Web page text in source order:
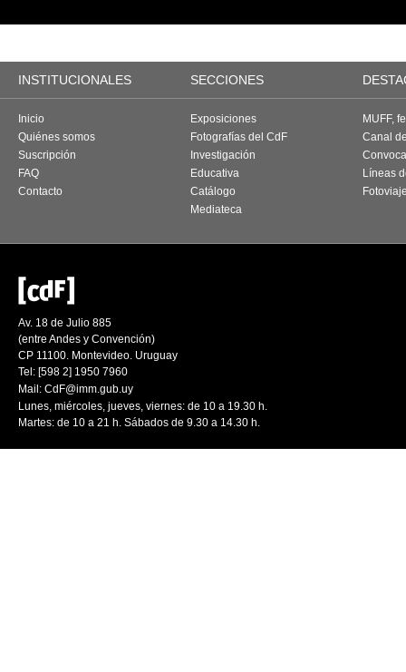
INSTITUCIONALES SECCIONES
Inicio
Quiénes somos
Suscripción
FAQ
Contacto
Exposiciones
Fotografías del CdF
Investigación
Educativa
Catálogo
Mediateca
MUFF,
Canal
Líneas
Av. 18 de Julio 885
(entre Andes y Convención)
CP 11100. Montevideo. Uruguay
Tel: [598 2] 1950 7960
Mail: CdF@imm.gub.uy
Lunes, miércoles, jueves, viernes: de 10 a 19.30 h.
Martes: de 10 a 21 h. Sábados de 9.30 a 14.30 h.